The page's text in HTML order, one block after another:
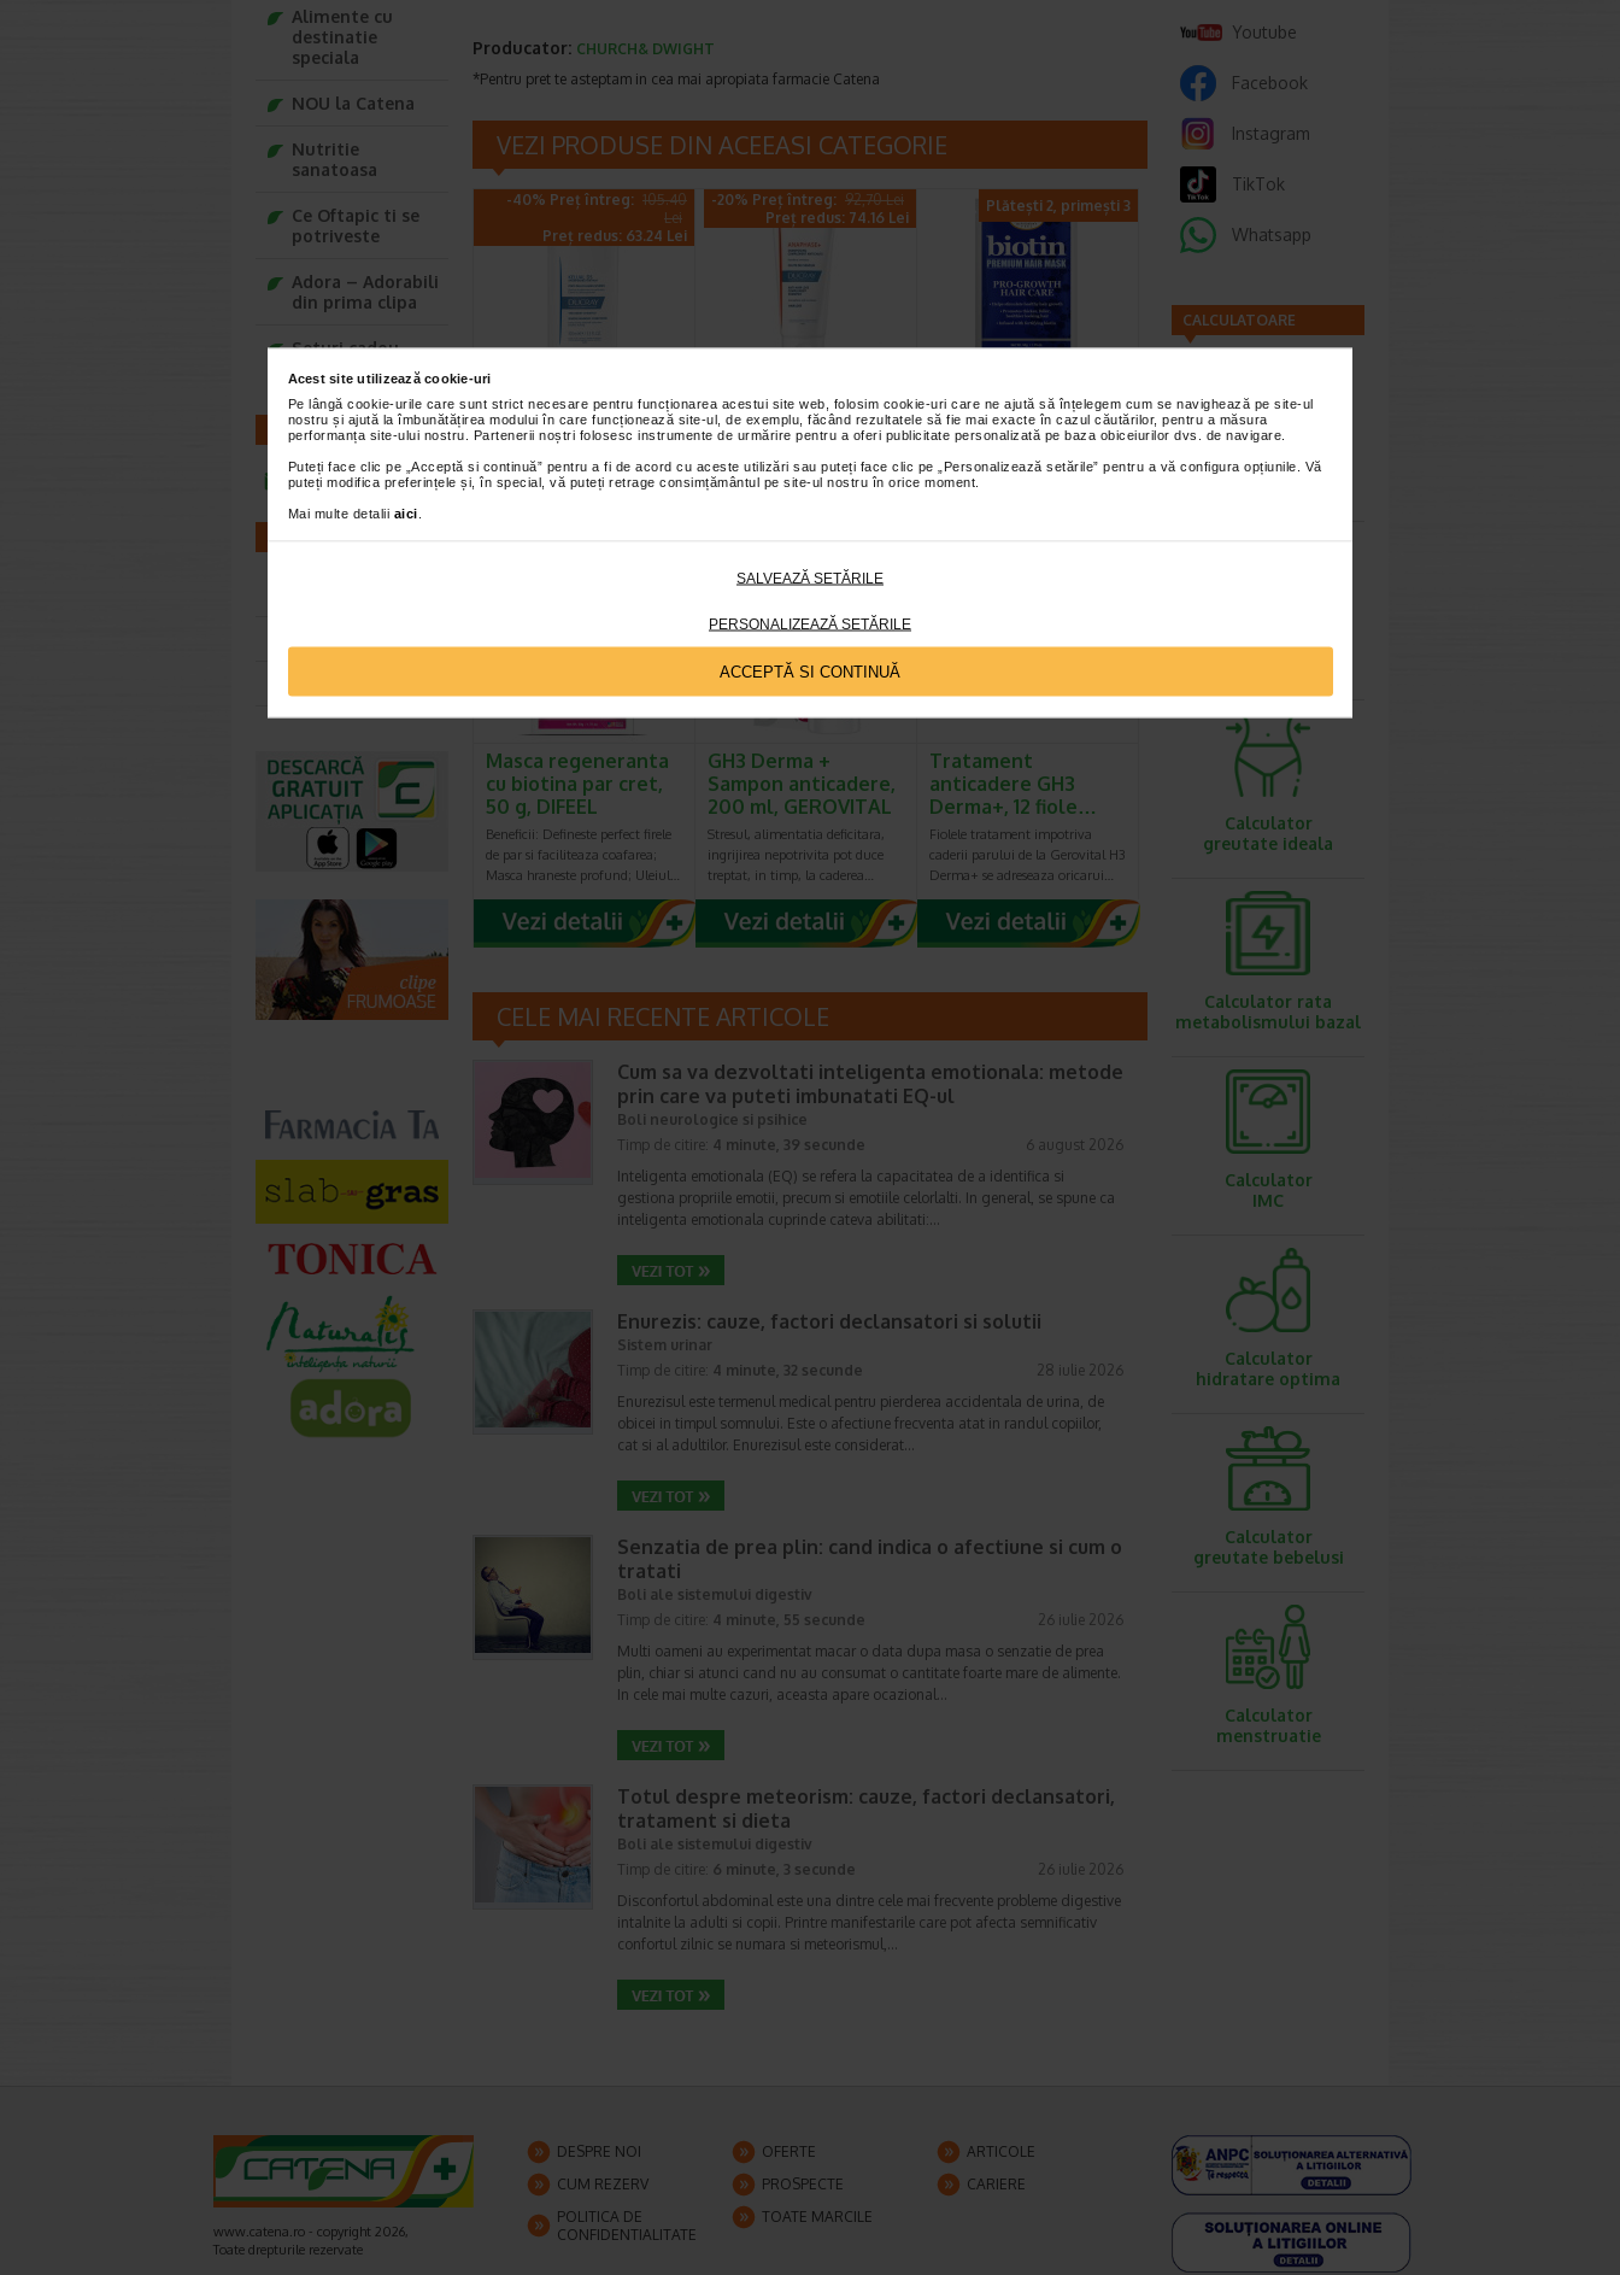
Acest site utilizează cookie-uri
Pe lângă cookie-urile care sunt strict necesare pentru funcționarea acestui site web, folosim cookie-uri care ne ajută să înțelegem cum se navighează pe site-ul
nostru și ajută la îmbunătățirea modului în care funcționează site-ul, de exemplu, făcând rezultatele să fie mai exacte în cazul căutărilor, pentru a măsura
performanța site-ului nostru. Partenerii noștri folosesc instrumente de urmărire pentru a oferi publicitate personalizată pe baza obiceiurilor dvs. de navigare.
Puteți face clic pe „Acceptă si continuă” pentru a fi de acord cu aceste utilizări sau puteți face clic pe „Personalizează setările” pentru a vă configura opțiunile. Vă
puteți modifica preferințele și, în special, vă puteți retrage consimțământul pe site-ul nostru în orice moment.
Mai multe detalii aici
SALVEAZĂ SETĂRILE
PERSONALIZEAZĂ SETĂRILE
ACCEPTĂ SI CONTINUĂ
Producator: CHURCH& DWIGHT
*Pentru pret te asteptam in cea mai apropiata farmacie Catena
VEZI PRODUSE DIN ACEEASI CATEGORIE
-40% Preț întreg: 105.40
Lei
Preț redus: 63.24 Lei
Kelual DS sampon,
100 ml, Ducray
actioneaza asupra factorilor
implicati in aparitia cazurilor…
-20% Preț întreg: 92,70 Lei
Preț redus: 74.16 Lei
Anaphase Plus 200
ml
este un sampon impotriva caderii
parului, cu efect fortifiant si de…
Plătești 2, primești 3
pentru par, 50 g,
DIFEEL
sunt formule fortificate infuzate
Masca regeneranta
cu biotina par cret,
50 g, DIFEEL
Beneficii: Defineste perfect firele
de par si faciliteaza coafarea;
Masca hraneste profund; Uleiul…
-40% Preț întreg: 60,10 Lei
GH3 Derma +
Sampon anticadere,
200 ml, GEROVITAL
Stresul, alimentatia deficitara,
ingrijirea nepotrivita pot duce
treptat, in timp, la caderea…
Tratament
anticadere GH3
Derma+, 12 fiole…
Fiolele tratament impotriva
caderii parului de la Gerovital H3
Derma+ se adreseaza oricarui…
CELE MAI RECENTE ARTICOLE
Cum sa va dezvoltati inteligenta emotionala: metode
prin care va puteti imbunatati EQ-ul
Boli neurologice si psihice
Timp de citire: 4 minute, 39 secunde
6 august 2026
Inteligenta emotionala (EQ) se refera la capacitatea de a identifica si
gestiona propriile emotii, precum si emotiile celorlalti. In general, se spune ca
inteligenta emotionala cuprinde cateva abilitati:…
Enurezis: cauze, factori declansatori si solutii
Sistem urinar
Timp de citire: 4 minute, 32 secunde
28 iulie 2026
Enurezisul este termenul medical pentru pierderea accidentala de urina, de
obicei in timpul somnului. Este o afectiune frecventa atat in randul copiilor,
cat si al adultilor. Enurezisul este considerat…
Senzatia de prea plin: cand indica o afectiune si cum o
tratati
Boli ale sistemului digestiv
Timp de citire: 4 minute, 55 secunde
26 iulie 2026
Multi oameni au experimentat macar o data dupa masa o senzatie de prea
plin, chiar si atunci cand nu au consumat o cantitate foarte mare de alimente.
In cele mai multe cazuri, aceasta apare ocazional…
Totul despre meteorism: cauze, factori declansatori,
tratament si dieta
Boli ale sistemului digestiv
Timp de citire: 6 minute, 3 secunde
26 iulie 2026
Disconfortul abdominal este una dintre cele mai frecvente probleme digestive
intalnite la adulti si copii. Printre manifestarile care pot afecta semnificativ
confortul zilnic se numara si meteorismul,…
Alimente cu
destinatie
speciala
NOU la Catena
Nutritie
sanatoasa
Ce Oftapic ti se
potriveste
Adora – Adorabili
din prima clipa
Seturi cadou
Baylis&Harding
CONTACT
infoline@catena.ro
Youtube
Facebook
Instagram
TikTok
Whatsapp
CALCULATOARE
Calculator
Calculator
Calculator
greutate ideala
Calculator rata
metabolismului bazal
Calculator
IMC
Calculator
hidratare optima
Calculator
greutate bebelusi
Calculator
menstruatie
www.catena.ro - copyright 2026,
Toate drepturile rezervate
DESPRE NOI OFERTE
ARTICOLE
CUM REZERV
PROSPECTE
CARIERE
POLITICA DE
CONFIDENTIALITATE
TOATE MARCILE